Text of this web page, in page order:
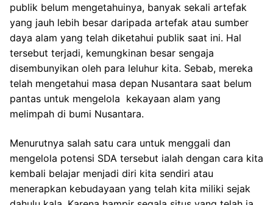
publik belum mengetahuinya, banyak sekali artefak
yang jauh lebih besar daripada artefak atau sumber
daya alam yang telah diketahui publik saat ini. Hal
tersebut terjadi, kemungkinan besar sengaja
disembunyikan oleh para leluhur kita. Sebab, mereka
telah mengetahui masa depan Nusantara saat belum
pantas untuk mengelola kekayaan alam yang
melimpah di bumi Nusantara.
Menurutnya salah satu cara untuk menggali dan
mengelola potensi SDA tersebut ialah dengan cara kita
kembali belajar menjadi diri kita sendiri atau
menerapkan kebudayaan yang telah kita miliki sejak